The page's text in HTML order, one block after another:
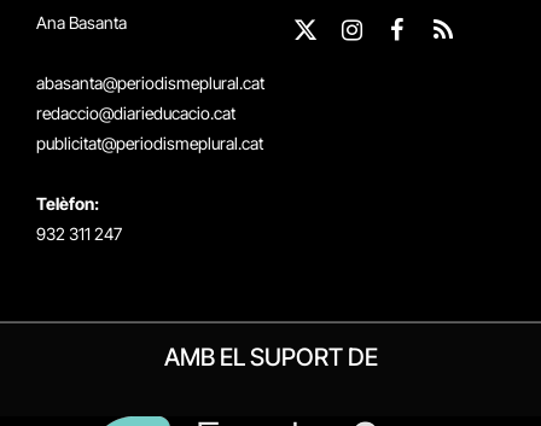
Ana Basanta
abasanta@periodismeplural.cat
redaccio@diarieducacio.cat
publicitat@periodismeplural.cat
Telèfon:
932 311 247
X
Instagram
Facebook
RSS
AMB EL SUPORT DE